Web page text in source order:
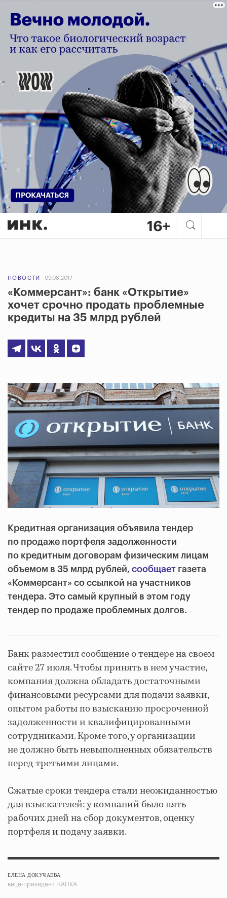
НОВОСТИ 09.08.2017
«Коммерсант»: банк «Открытие»
хочет срочно продать проблемные
кредиты на 35 млрд рублей
Кредитная организация объявила тендер
по продаже портфеля задолженности
по кредитным договорам физическим лицам
объемом в 35 млрд рублей, сообщает газета
«Коммерсант» со ссылкой на участников
тендера. Это самый крупный в этом году
тендер по продаже проблемных долгов.
Банк разместил сообщение о тендере на своем
сайте 27 июля. Чтобы принять в нем участие,
компания должна обладать достаточными
финансовыми ресурсами для подачи заявки,
опытом работы по взысканию просроченной
задолженности и квалифицированными
сотрудниками. Кроме того, у организации
не должно быть невыполненных обязательств
перед третьими лицами.
Сжатые сроки тендера стали неожиданностью
для взыскателей: у компаний было пять
рабочих дней на сбор документов, оценку
портфеля и подачу заявки.
ЕЛЕНА ДОКУЧАЕВА
вице-президент НАПКА